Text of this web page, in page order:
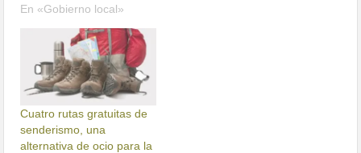
En «Gobierno local»
Cuatro rutas gratuitas de
senderismo, una
alternativa de ocio para la